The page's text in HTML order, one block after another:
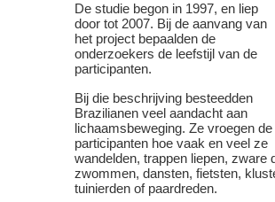
De studie begon in 1997, en liep
door tot 2007. Bij de aanvang van
het project bepaalden de
onderzoekers de leefstijl van de
participanten.
Bij die beschrijving besteedden
Brazilianen veel aandacht aan
lichaamsbeweging. Ze vroegen de
participanten hoe vaak en veel ze
wandelden, trappen liepen, zware
zwommen, dansten, fietsten,
tuinierden of paardreden.